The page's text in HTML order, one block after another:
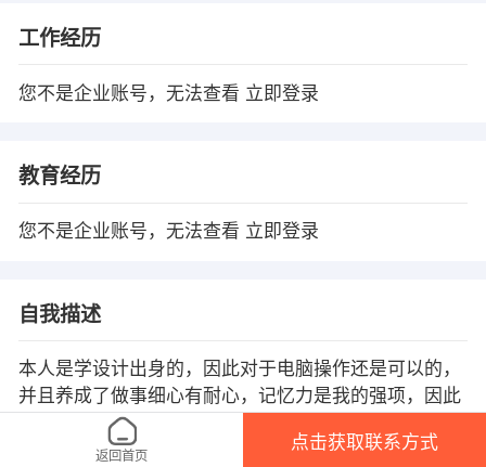
工作经历
您不是企业账号，无法查看 立即登录
教育经历
您不是企业账号，无法查看 立即登录
自我描述
本人是学设计出身的，因此对于电脑操作还是可以的，
并且养成了做事细心有耐心，记忆力是我的强项，因此
学习能力挺强的，上手快。
返回首页
点击获取联系方式